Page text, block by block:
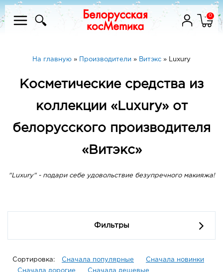
0
На главную » Производители » Витэкс » Luxury
Косметические средства из
коллекции «Luxury» от
белорусского производителя
«Витэкс»
"Luxury" - подари себе удовольствие безупречного макияжа!
Фильтры
Сортировка: Сначала популярные
Сначала новинки
Сначала дорогие
Сначала дешевые